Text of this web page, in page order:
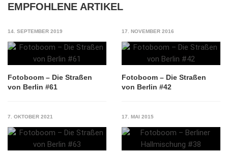
EMPFOHLENE ARTIKEL
14. SEPTEMBER 2019
Fotoboom – Die Straßen
von Berlin #61
17. NOVEMBER 2016
Fotoboom – Die Straßen
von Berlin #42
7. OKTOBER 2021 17. MAI 2015